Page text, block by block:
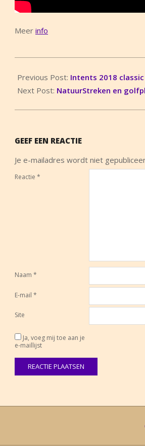
Meer info
06-
13
Previous Post: Intents 2018
Next Post: NatuurStreken en
GEEF EEN REACTIE
Je e-mailadres wordt niet
Reactie *
Naam *
E-mail *
Site
Ja, voeg mij toe aan je
e-maillijst